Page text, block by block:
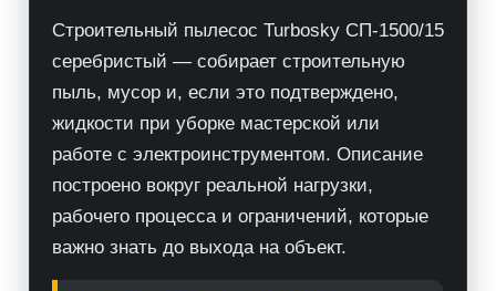
Строительный пылесос Turbosky СП-1500/15
серебристый — собирает строительную
пыль, мусор и, если это подтверждено,
жидкости при уборке мастерской или
работе с электроинструментом. Описание
построено вокруг реальной нагрузки,
рабочего процесса и ограничений, которые
важно знать до выхода на объект.